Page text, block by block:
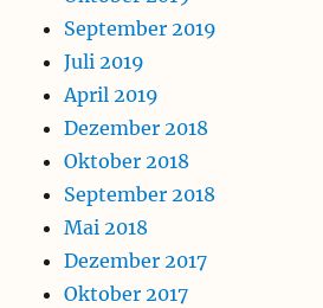
September 2019
Juli 2019
April 2019
Dezember 2018
Oktober 2018
September 2018
Mai 2018
Dezember 2017
Oktober 2017